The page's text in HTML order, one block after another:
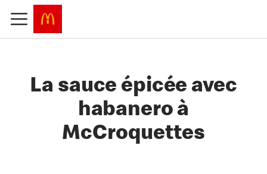
La sauce épicée avec
habanero à
McCroquettes